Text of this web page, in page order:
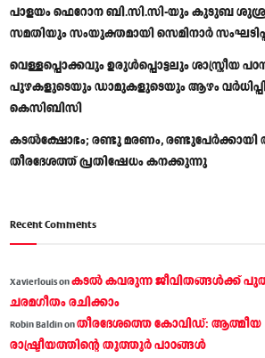
പാളയം ഫെറോന ബി.സി.സി-യും കുടുബ
സമതിയും സംയുക്തമായി സെമിനാർ
വെള്ളപ്പൊക്കവും ഉരുള്‍പ്പൊട്ടലും ശാസ്ത്രീയ
പുഴകളുടെയും ഡാമുകളുടെയും ആഴം
കെസിബിസി
കടൽക്ഷോഭം; രണ്ടു മരണം, രണ്ടുപേർക്കായി
തീരദേശത്ത് പ്രതിഷേധം കനക്കുന്നു
Recent Comments
Xavierlouisonകടല്‍ കവരുന്ന ജീവിതങ്ങള്‍ക്ക്
ചരമഗീതം രചിക്കാം
Robin Baldinonതീരദേശത്തെ കോവിഡ്: ആത്മീയ
രാഷ്ട്രീയത്തിന്റെ തൂത്തൂര്‍ പാഠങ്ങൾ